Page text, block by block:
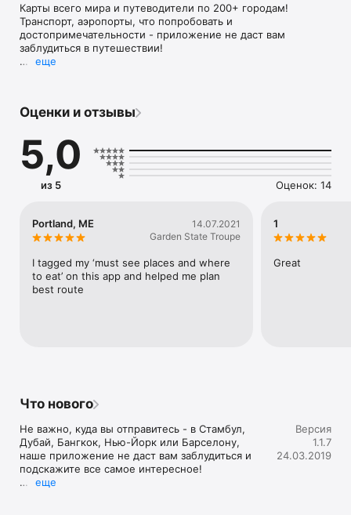
Карты всего мира и путеводители по 200+ городам!
Транспорт, аэропорты, что попробовать и
достопримечательности - приложение не даст вам
заблудиться в путешествии!
бесконечная гора вопросов, которую нужно узнать перед
уходит на то, чтобы найти ответы?
Ищете подходящий бумажный путеводитель, которыми так
не удобно пользоваться и таскать с собой? А зачем?
несколько кликов. Теперь про мучительный сбор
информации по крупицам можно забыть!
Путеводитель с необходимой информацией и подробные
быстрые карты — самый лучший способ узнавать новые
города в путешествиях.
другие) в любой точке планеты
Наши особенности:
• КРАСОЧНЫЕ КАРТЫ
— Красивые приятные иконки мест
— Удобная карта в стиле минимал
еще
Оценки и отзывы
5,0
из 5 Оценок: 14
Portland, ME
14.07.2021
Garden State Troupe
I tagged my ‘must see places and where
to eat’ on this app and helped me plan
best route
1
Great
Что нового
Не важно, куда вы отправитесь - в Стамбул,
Дубай, Бангкок, Нью-Йорк или Барселону,
наше приложение не даст вам заблудиться и
подскажите все самое интересное!
еще
Версия
1.1.7
24.03.2019